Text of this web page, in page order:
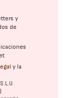
y
de
y la